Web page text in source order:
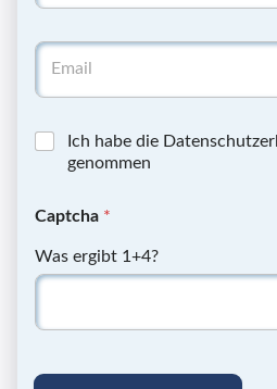
Ich habe die
genommen
Captcha *
Was ergibt 1+4?